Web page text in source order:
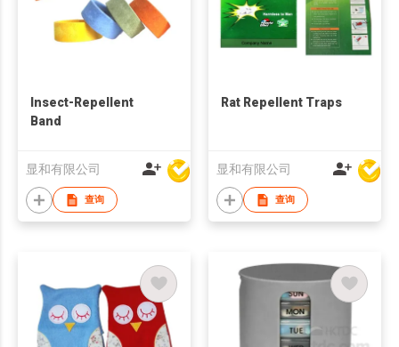
Insect-Repellent
Band
显和有限公司
查询
Rat Repellent Traps
显和有限公司
查询